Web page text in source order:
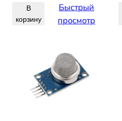
В
корзину
Быстрый
просмотр